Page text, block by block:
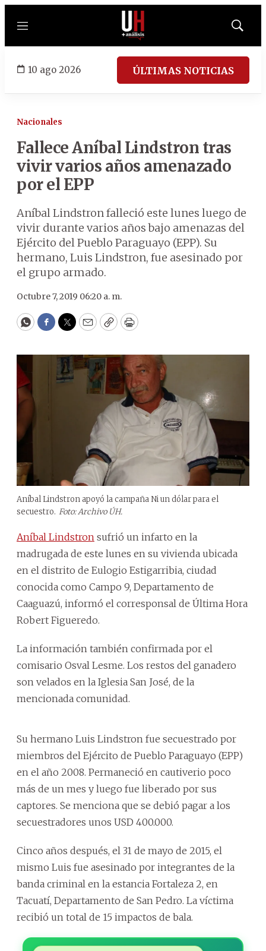
Menú
Mostrar
10 ago 2026 ÚLTIMAS NOTICIAS
Nacionales
Fallece Aníbal Lindstron tras
vivir varios años amenazado
por el EPP
Aníbal Lindstron falleció este lunes luego de
vivir durante varios años bajo amenazas del
Ejército del Pueblo Paraguayo (EPP). Su
hermano, Luis Lindstron, fue asesinado por
el grupo armado.
Octubre 7, 2019 06:20 a. m.
WhatsApp
Facebook
Twitter
EmailCopyPrint
Aníbal Lindstron apoyó la campaña Ni un dólar para el
secuestro. Foto: Archivo ÚH.
Aníbal Lindstron sufrió un infarto en la
madrugada de este lunes en su vivienda ubicada
en el distrito de Eulogio Estigarribia, ciudad
conocida como Campo 9, Departamento de
Caaguazú, informó el corresponsal de Última Hora
Robert Figueredo.
La información también confirmada por el
comisario Osval Lesme. Los restos del ganadero
son velados en la Iglesia San José, de la
mencionada comunidad.
Su hermano Luis Lindstron fue secuestrado por
miembros del Ejército de Pueblo Paraguayo (EPP)
en el año 2008. Permaneció en cautiverio poco
más de un mes y luego fue liberado por sus
captores. Se menciona que se debió pagar a los
secuestradores unos USD 400.000.
Cinco años después, el 31 de mayo de 2015, el
mismo Luis fue asesinado por integrantes de la
banda criminal en la estancia Fortaleza 2, en
Tacuatí, Departamento de San Pedro. La víctima
recibió un total de 15 impactos de bala.